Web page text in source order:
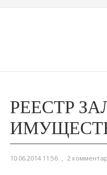
РЕЕСТР
10.06.2014 11:56 , 2